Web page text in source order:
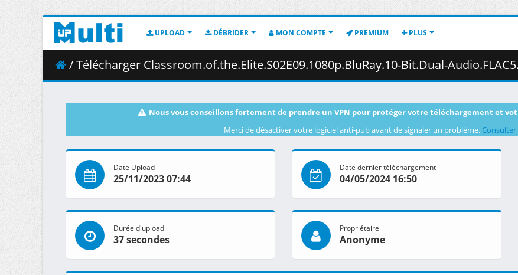
UPLOAD DÉBRIDER MON COMPTE PREMIUM PLUS
/ Télécharger Classroom.of.the.Elite.S02E09.1080p.BluRay.10-Bit.Dual-Audio.FLAC5.1.x265-
Nous vous conseillons fortement de prendre un VPN pour protéger votre téléchargement et
Merci de désactiver votre logiciel anti-pub avant de signaler un problème.
Date Upload
25/11/2023 07:44
Date dernier téléchargement
04/05/2024 16:50
Durée d'upload
37 secondes
Propriétaire
Anonyme